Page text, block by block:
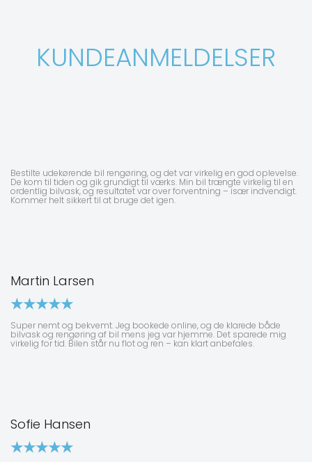
KUNDEANMELDELSER
Bestilte udekørende bil rengøring, og det var virkelig en god oplevelse.
De kom til tiden og gik grundigt til værks. Min bil trængte virkelig til en
ordentlig bilvask, og resultatet var over forventning – især indvendigt.
Kommer helt sikkert til at bruge det igen.
Martin Larsen
Super nemt og bekvemt. Jeg bookede online, og de klarede både
bilvask og rengøring af bil mens jeg var hjemme. Det sparede mig
virkelig for tid. Bilen står nu flot og ren – kan klart anbefales.
Sofie Hansen